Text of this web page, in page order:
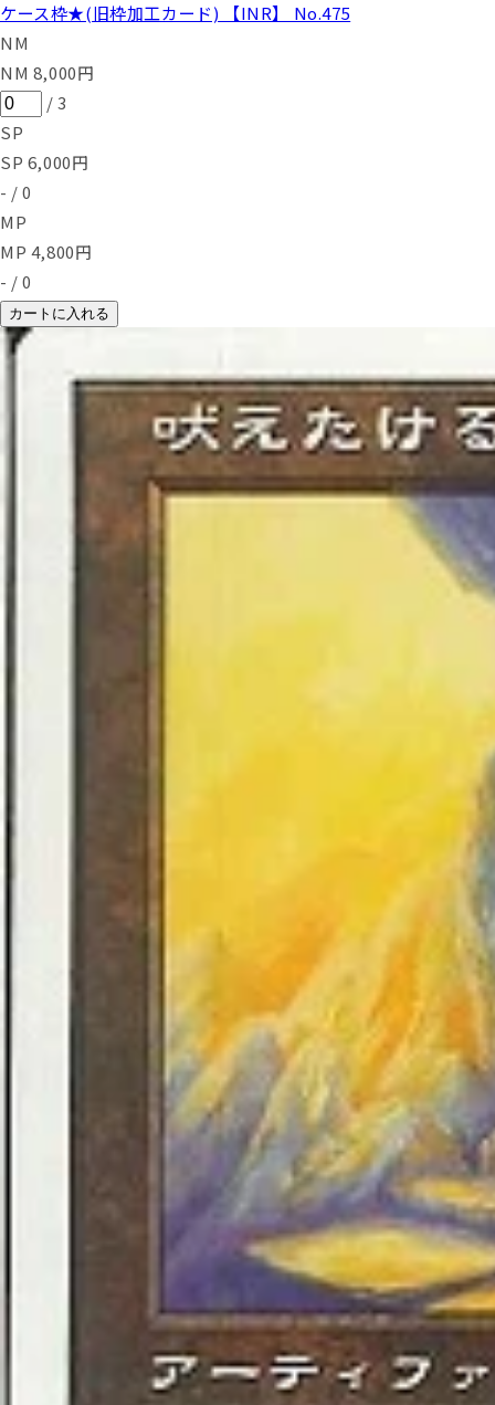
ケース枠★(旧枠加工カード) 【INR】 No.475
NM
NM 8,000円
/3
SP
SP 6,000円
- / 0
MP
MP 4,800円
- / 0
カートに入れる